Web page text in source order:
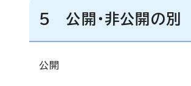
5 公開・非公開の別
公開